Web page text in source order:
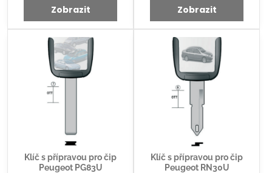
Zobrazit Zobrazit
Klíč s přípravou pro čip
Peugeot PG83U
Klíč s přípravou pro čip
Peugeot RN30U